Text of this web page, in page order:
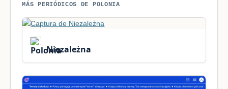
MÁS PERIÓDICOS DE POLONIA
Niezależna